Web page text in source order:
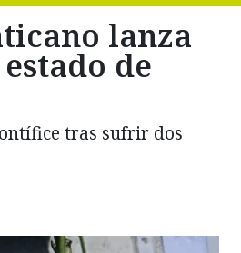
lanza
de
tras sufrir dos